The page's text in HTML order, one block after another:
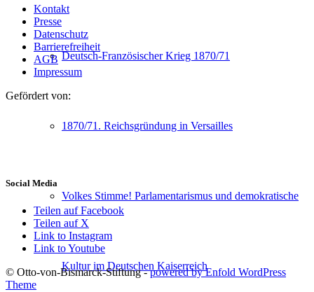
Deutsch-Französischer Krieg 1870/71
1870/71. Reichsgründung in Versailles
Volkes Stimme! Parlamentarismus und demokratische
Kultur im Deutschen Kaiserreich
Kontakt
Presse
Datenschutz
Barrierefreiheit
AGB
Impressum
Gefördert von:
Social Media
Teilen auf Facebook
Teilen auf X
Link to Instagram
Link to Youtube
© Otto-von-Bismarck-Stiftung -powered by Enfold WordPress
Theme